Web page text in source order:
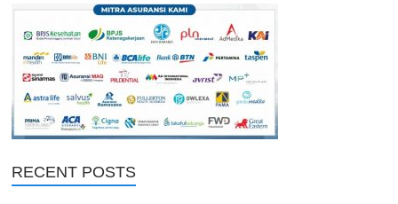
RECENT POSTS